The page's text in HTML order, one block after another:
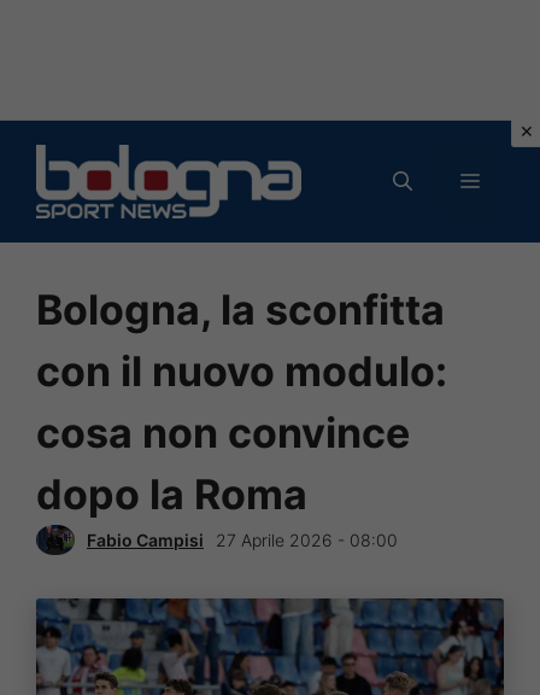
contenuto
MENU
Bologna, la sconfitta
con il nuovo modulo:
cosa non convince
dopo la Roma
Fabio Campisi 27 Aprile 2026 - 08:00